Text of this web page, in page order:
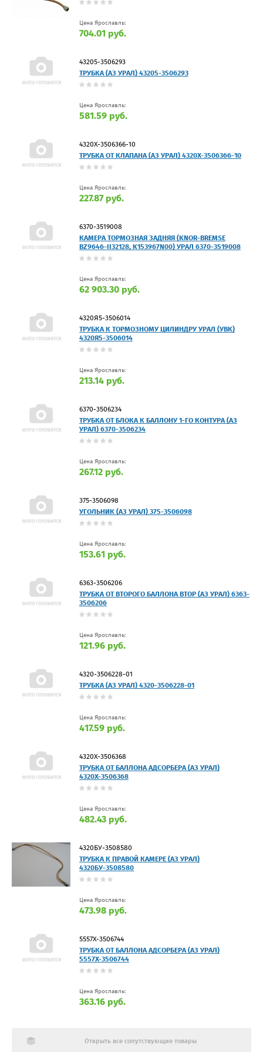
Цена Ярославль:
704.01 руб.
43205-3506293
ТРУБКА (АЗ УРАЛ) 43205-3506293
Цена Ярославль:
581.59 руб.
4320Х-3506366-10
ТРУБКА ОТ КЛАПАНА (АЗ УРАЛ) 4320Х-3506366-10
Цена Ярославль:
227.87 руб.
6370-3519008
КАМЕРА ТОРМОЗНАЯ ЗАДНЯЯ (KNOR-BREMSE
BZ9646-II32128, K153967N00) УРАЛ 6370-3519008
Цена Ярославль:
62 903.30 руб.
4320Я5-3506014
ТРУБКА К ТОРМОЗНОМУ ЦИЛИНДРУ УРАЛ (УВК)
4320Я5-3506014
Цена Ярославль:
213.14 руб.
6370-3506234
ТРУБКА ОТ БЛОКА К БАЛЛОНУ 1-ГО КОНТУРА (АЗ
УРАЛ) 6370-3506234
Цена Ярославль:
267.12 руб.
375-3506098
УГОЛЬНИК (АЗ УРАЛ) 375-3506098
Цена Ярославль:
153.61 руб.
6363-3506206
ТРУБКА ОТ ВТОРОГО БАЛЛОНА ВТОР (АЗ УРАЛ) 6363-
3506206
Цена Ярославль:
121.96 руб.
4320-3506228-01
ТРУБКА (АЗ УРАЛ) 4320-3506228-01
Цена Ярославль:
417.59 руб.
4320Х-3506368
ТРУБКА ОТ БАЛЛОНА АДСОРБЕРА (АЗ УРАЛ)
4320Х-3506368
Цена Ярославль:
482.43 руб.
4320БУ-3508580
ТРУБКА К ПРАВОЙ КАМЕРЕ (АЗ УРАЛ)
4320БУ-3508580
Цена Ярославль:
473.98 руб.
5557Х-3506744
ТРУБКА ОТ БАЛЛОНА АДСОРБЕРА (АЗ УРАЛ)
5557Х-3506744
Цена Ярославль:
363.16 руб.
Открыть все сопутствующие товары